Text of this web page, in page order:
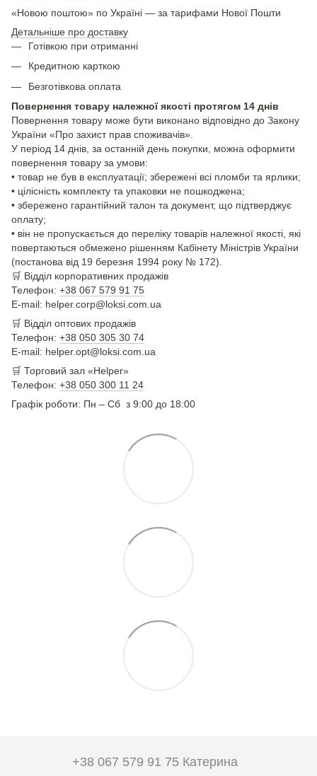
«Новою поштою» по Україні — за тарифами Нової Пошти
Детальніше про доставку
Готівкою при отриманні
Кредитною карткою
Безготівкова оплата
Повернення товару належної якості протягом 14 днів
Повернення товару може бути виконано відповідно до Закону
України «Про захист прав споживачів».
У період 14 днів, за останній день покупки, можна оформити
повернення товару за умови:
• товар не був в експлуатації; збережені всі пломби та ярлики;
• цілісність комплекту та упаковки не пошкоджена;
• збережено гарантійний талон та документ, що підтверджує
оплату;
• він не пропускається до переліку товарів належної якості, які
повертаються обмежено рішенням Кабінету Міністрів України
(постанова від 19 березня 1994 року № 172).
🛒 Відділ корпоративних продажів
Телефон: +38 067 579 91 75
E-mail: helper.corp@loksi.com.ua
🛒 Відділ оптових продажів
Телефон: +38 050 305 30 74
E-mail: helper.opt@loksi.com.ua
🛒 Торговий зал «Helper»
Телефон: +38 050 300 11 24
Графік роботи: Пн – Сб з 9:00 до 18:00
+38 067 579 91 75 Катерина